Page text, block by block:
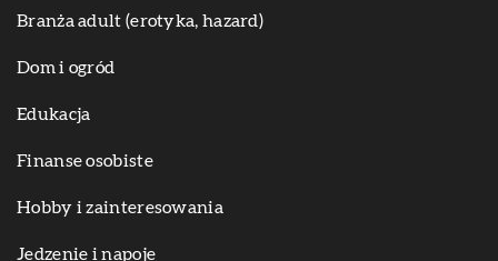
Branża adult (erotyka, hazard)
Dom i ogród
Edukacja
Finanse osobiste
Hobby i zainteresowania
Jedzenie i napoje